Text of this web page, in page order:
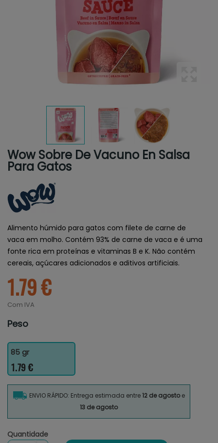
Wow Sobre De Vacuno En Salsa
Para Gatos
Alimento húmido para gatos com filete de carne de
vaca em molho. Contém 93% de carne de vaca e é uma
fonte rica em proteínas e vitaminas B e K. Não contém
cereais, açúcares adicionados e aditivos artificiais.
1.79 €
Com IVA
Peso
85 gr
1.79 €
ENVIO RÁPIDO: Entrega estimada entre12 de agostoe
13 de agosto
Quantidade